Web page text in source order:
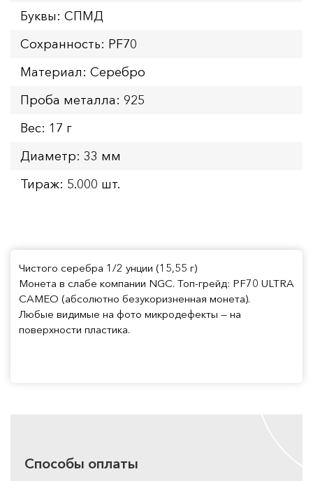
Буквы: СПМД
Сохранность: PF70
Материал: Серебро
Проба металла: 925
Вес: 17 г
Диаметр: 33 мм
Тираж: 5.000 шт.
Чистого серебра 1/2 унции (15,55 г)
Монета в слабе компании NGC. Топ-грейд: PF70 ULTRA
CAMEO (абсолютно безукоризненная монета).
Любые видимые на фото микродефекты — на
поверхности пластика.
Способы оплаты